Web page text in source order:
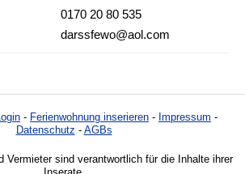
0170 20 80 535
darssfewo@aol.com
- Ferienwohnung inserieren - Impressum -
Datenschutz - AGBs
Vermieter sind verantwortlich für die Inhalte ihrer